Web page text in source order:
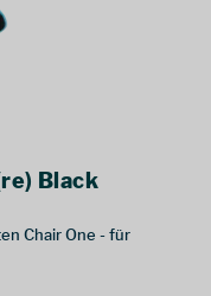
Black
Chair One - für